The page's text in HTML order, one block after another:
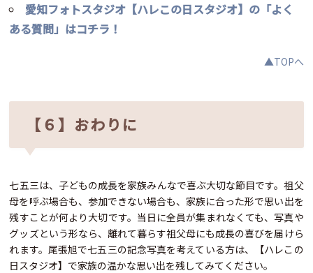
愛知フォトスタジオ【ハレこの日スタジオ】の「よく
ある質問」はコチラ ！
▲TOPへ
【６】おわりに
七五三は、子どもの成長を家族みんなで喜ぶ大切な節目です。祖父
母を呼ぶ場合も、参加できない場合も、家族に合った形で思い出を
残すことが何より大切です。当日に全員が集まれなくても、写真や
グッズという形なら、離れて暮らす祖父母にも成長の喜びを届けら
れます。尾張旭で七五三の記念写真を考えている方は、【ハレこの
日スタジオ】で家族の温かな思い出を残してみてください。